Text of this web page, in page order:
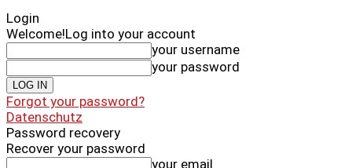
Login
Welcome!Log into your account
your username
your password
Forgot your password?
Datenschutz
Password recovery
Recover your password
your email